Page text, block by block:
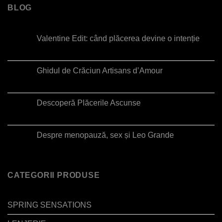
BLOG
Valentine Edit: când plăcerea devine o intenție
Ghidul de Crăciun Artisans d’Amour
Descoperă Plăcerile Ascunse
Despre menopauză, sex și Leo Grande
CATEGORII PRODUSE
SPRING SENSATIONS